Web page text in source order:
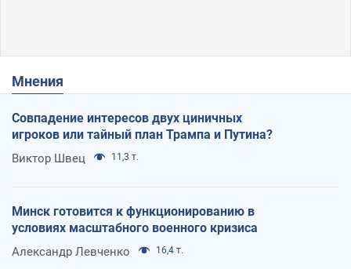
Мнения
Совпадение интересов двух циничных
игроков или тайный план Трампа и Путина?
Виктор Швец 11,3 т.
Минск готовится к функционированию в
условиях масштабного военного кризиса
Александр Левченко 16,4 т.